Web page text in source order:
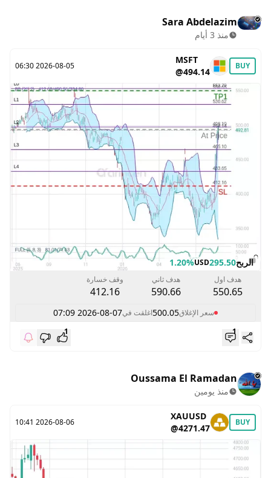
Sara Abdelazim
منذ 3 أيام
BUY
MSFT
@494.14
2026-08-05 06:30
الربح295.50
USD
1.20%
هدف اول
550.65
هدف ثاني
590.66
وقف خسارة
412.16
سعر الإغلاق500.05اغلقت في2026-08-07 07:09
1
1
Oussama El Ramadan
منذ يومين
BUY
XAUUSD
@4271.47
2026-08-06 10:41